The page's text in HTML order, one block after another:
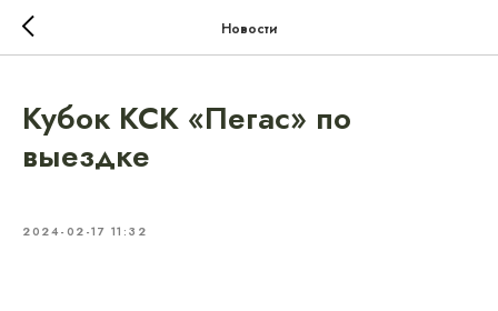
Новости
Кубок КСК «Пегас» по
выездке
2024-02-17 11:32